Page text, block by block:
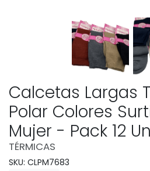
Calcetas Largas
Polar Colores
Mujer - Pack 12
TÉRMICAS
SKU: CLPM7683